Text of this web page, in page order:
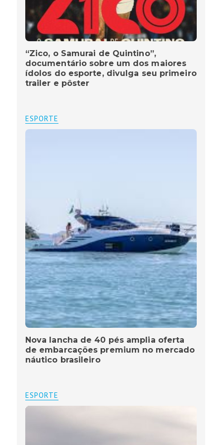
“Zico, o Samurai de Quintino”,
documentário sobre um dos maiores
ídolos do esporte, divulga seu primeiro
trailer e pôster
ESPORTE
Nova lancha de 40 pés amplia oferta
de embarcações premium no mercado
náutico brasileiro
ESPORTE